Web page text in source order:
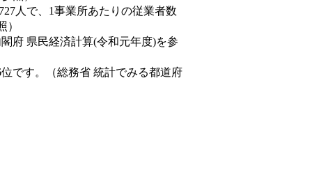
人で、1事業所あたりの従業者数
）
府 県民経済計算(令和元年度)を参
です。（総務省 統計でみる都道府